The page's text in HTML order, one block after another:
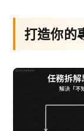
打造你的